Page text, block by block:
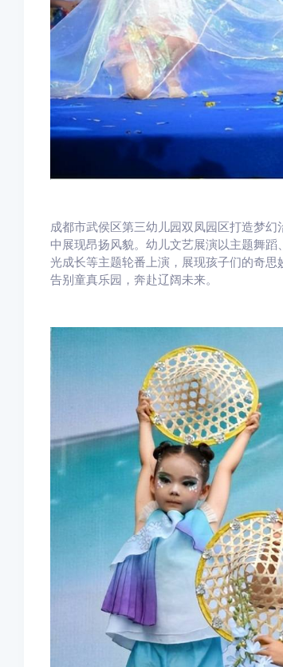
成都市武侯区第三幼儿园双凤园区打造梦
中展现昂扬风貌。幼儿文艺展演以主题舞
光成长等主题轮番上演，展现孩子们的奇
告别童真乐园，奔赴辽阔未来。